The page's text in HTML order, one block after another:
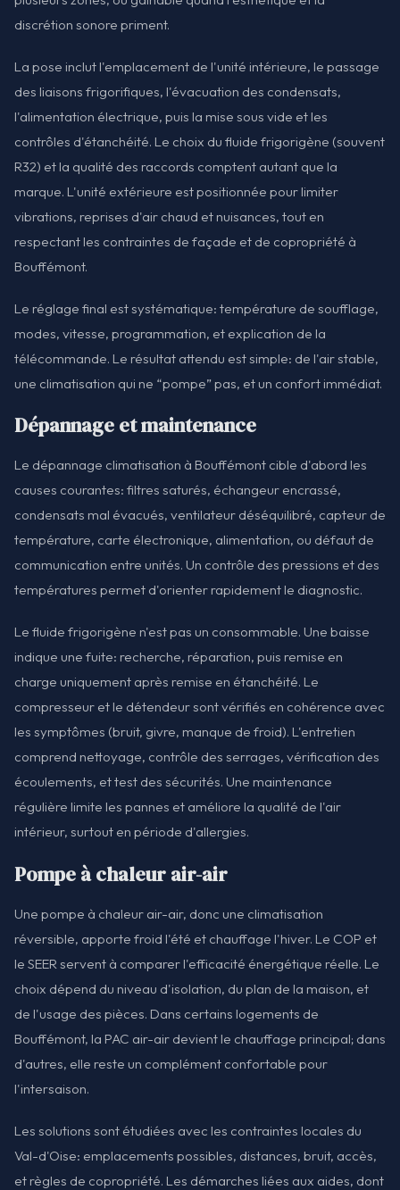
discrétion sonore priment.
La pose inclut l'emplacement de l'unité intérieure, le passage
des liaisons frigorifiques, l'évacuation des condensats,
l'alimentation électrique, puis la mise sous vide et les
contrôles d'étanchéité. Le choix du fluide frigorigène (souvent
R32) et la qualité des raccords comptent autant que la
marque. L'unité extérieure est positionnée pour limiter
vibrations, reprises d'air chaud et nuisances, tout en
respectant les contraintes de façade et de copropriété à
Bouffémont.
Le réglage final est systématique: température de soufflage,
modes, vitesse, programmation, et explication de la
télécommande. Le résultat attendu est simple: de l'air stable,
une climatisation qui ne “pompe” pas, et un confort immédiat.
Dépannage et maintenance
Le dépannage climatisation à Bouffémont cible d'abord les
causes courantes: filtres saturés, échangeur encrassé,
condensats mal évacués, ventilateur déséquilibré, capteur de
température, carte électronique, alimentation, ou défaut de
communication entre unités. Un contrôle des pressions et des
températures permet d'orienter rapidement le diagnostic.
Le fluide frigorigène n'est pas un consommable. Une baisse
indique une fuite: recherche, réparation, puis remise en
charge uniquement après remise en étanchéité. Le
compresseur et le détendeur sont vérifiés en cohérence avec
les symptômes (bruit, givre, manque de froid). L'entretien
comprend nettoyage, contrôle des serrages, vérification des
écoulements, et test des sécurités. Une maintenance
régulière limite les pannes et améliore la qualité de l'air
intérieur, surtout en période d'allergies.
Pompe à chaleur air-air
Une pompe à chaleur air-air, donc une climatisation
réversible, apporte froid l'été et chauffage l'hiver. Le COP et
le SEER servent à comparer l'efficacité énergétique réelle. Le
choix dépend du niveau d'isolation, du plan de la maison, et
de l'usage des pièces. Dans certains logements de
Bouffémont, la PAC air-air devient le chauffage principal; dans
d'autres, elle reste un complément confortable pour
l'intersaison.
Les solutions sont étudiées avec les contraintes locales du
Val-d'Oise: emplacements possibles, distances, bruit, accès,
et règles de copropriété. Les démarches liées aux aides, dont